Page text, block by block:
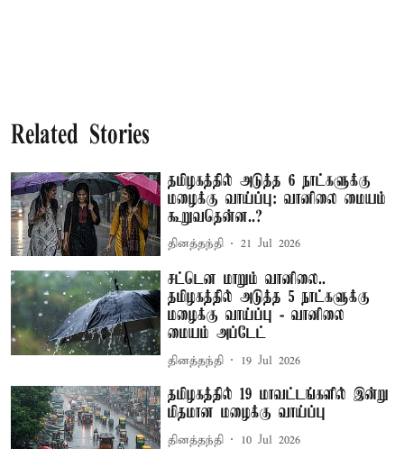
Related Stories
தமிழகத்தில் அடுத்த 6 நாட்களுக்கு
மழைக்கு வாய்ப்பு: வானிலை மையம்
கூறுவதென்ன..?
தினத்தந்தி 21 Jul 2026
சட்டென மாறும் வானிலை..
தமிழகத்தில் அடுத்த 5 நாட்களுக்கு
மழைக்கு வாய்ப்பு - வானிலை
மையம் அப்டேட்
தினத்தந்தி 19 Jul 2026
தமிழகத்தில் 19 மாவட்டங்களில் இன்று
மிதமான மழைக்கு வாய்ப்பு
தினத்தந்தி 10 Jul 2026